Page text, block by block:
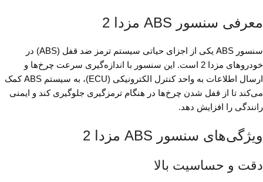
معرفی سنسور ABS مزدا 2
سنسور ABS یکی از اجزای حیاتی سیستم ترمز ضد قفل (ABS) در
خودروهای مزدا 2 است. این سنسور با اندازه‌گیری سرعت چرخ‌ها و
ارسال اطلاعات به واحد کنترل الکترونیکی (ECU)، به سیستم ABS کمک
می‌کند تا از قفل شدن چرخ‌ها در هنگام ترمزگیری جلوگیری کند و ایمنی
رانندگی را افزایش دهد.
ویژگی‌های سنسور ABS مزدا 2
دقت و حساسیت بالا